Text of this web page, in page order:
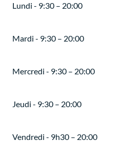
Lundi - 9:30 – 20:00
Mardi - 9:30 – 20:00
Mercredi - 9:30 – 20:00
Jeudi - 9:30 – 20:00
Vendredi - 9h30 – 20:00